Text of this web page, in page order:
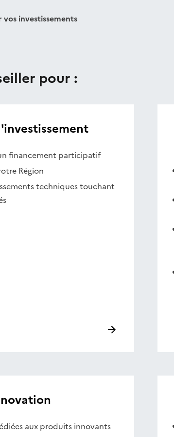
vos investissements
pour :
financement participatif
Région
techniques touchant
aux produits innovants